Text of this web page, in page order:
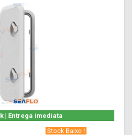
| Entrega imediata
‎ Stock Baixo !‎ ‎